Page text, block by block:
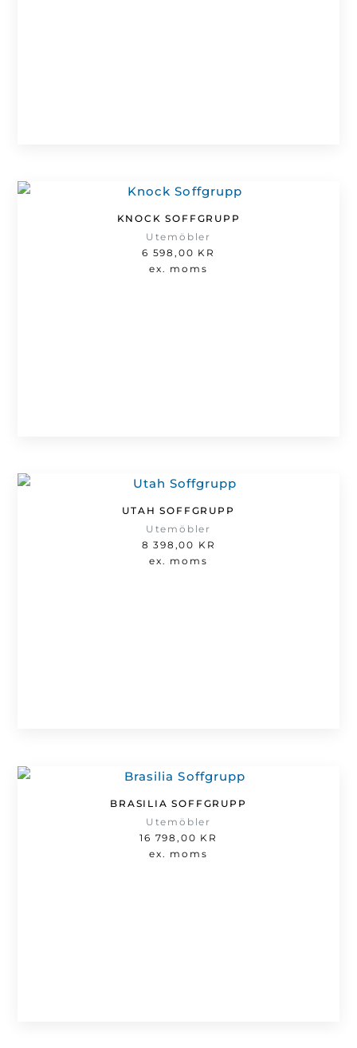
KNOCK SOFFGRUPP
Utemöbler
6 598,00 KR
ex. moms
UTAH SOFFGRUPP
Utemöbler
8 398,00 KR
ex. moms
BRASILIA SOFFGRUPP
Utemöbler
16 798,00 KR
ex. moms